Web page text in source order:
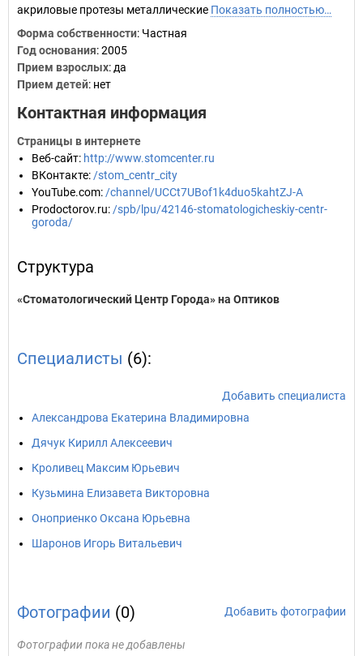
акриловые протезы металлические Показать полностью…
Форма собственности: Частная
Год основания:2005
Прием взрослых: да
Прием детей: нет
Контактная информация
Страницы в интернете
Веб-сайт: http://www.stomcenter.ru
ВКонтакте: /stom_centr_city
YouTube.com: /channel/UCCt7UBof1k4duo5kahtZJ-A
Prodoctorov.ru: /spb/lpu/42146-stomatologicheskiy-centr-
goroda/
Структура
«Стоматологический Центр Города» на Оптиков
Специалисты (6):
Добавить специалиста
Александрова Екатерина Владимировна
Дячук Кирилл Алексеевич
Кроливец Максим Юрьевич
Кузьмина Елизавета Викторовна
Оноприенко Оксана Юрьевна
Шаронов Игорь Витальевич
Фотографии (0) Добавить фотографии
Фотографии пока не добавлены